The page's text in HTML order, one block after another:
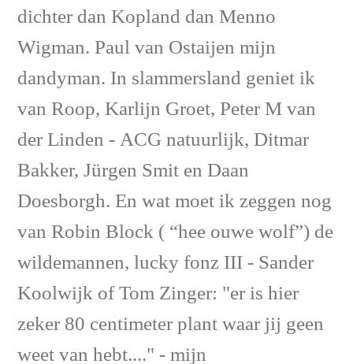
dichter dan Kopland dan Menno
Wigman. Paul van Ostaijen mijn
dandyman. In slammersland geniet ik
van Roop, Karlijn Groet, Peter M van
der Linden - ACG natuurlijk, Ditmar
Bakker, Jürgen Smit en Daan
Doesborgh. En wat moet ik zeggen nog
van Robin Block ( “hee ouwe wolf”) de
wildemannen, lucky fonz III - Sander
Koolwijk of Tom Zinger: "er is hier
zeker 80 centimeter plant waar jij geen
weet van hebt...." - mijn